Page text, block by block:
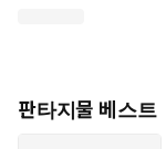
판타지물 베스트